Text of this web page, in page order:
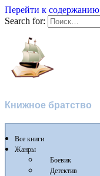
Перейти к содержанию
Search for:
Книжное братство
Все книги
Жанры
Боевик
Детектив